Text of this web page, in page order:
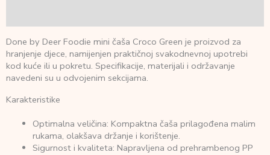
Done by Deer Foodie mini čaša Croco Green je proizvod za
hranjenje djece, namijenjen praktičnoj svakodnevnoj upotrebi
kod kuće ili u pokretu. Specifikacije, materijali i održavanje
navedeni su u odvojenim sekcijama.
Karakteristike
Optimalna veličina: Kompaktna čaša prilagođena malim
rukama, olakšava držanje i korištenje.
Sigurnost i kvaliteta: Napravljena od prehrambenog PP